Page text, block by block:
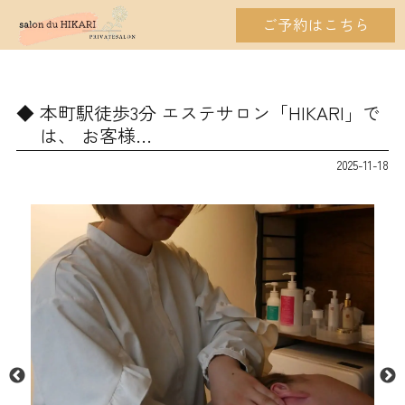
ご予約はこちら
本町駅徒歩3分 エステサロン「HIKARI」で
は、 お客様…
2025-11-18